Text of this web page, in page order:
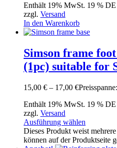
Enthält 19% MwSt. 19 % DE
zzgl. Versand
In den Warenkorb
Simson frame
(1pc) suitable for
15,00 € – 17,00 €
Enthält 19% MwSt. 19 % DE
zzgl. Versand
Ausführung wählen
Dieses Produkt weist
können auf der Produktseite